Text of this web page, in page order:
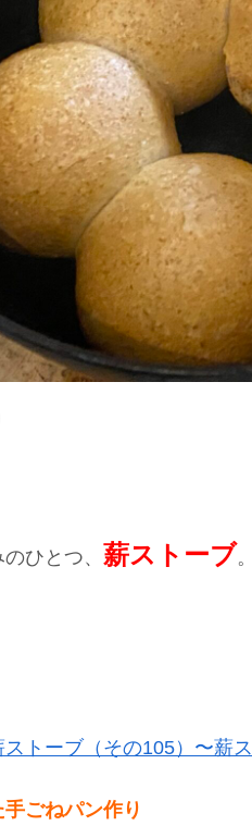
ひとつ、 薪ストーブ。
ストーブ（その105）〜薪
ごねパン作り